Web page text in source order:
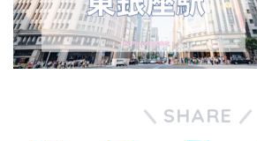
SHARE